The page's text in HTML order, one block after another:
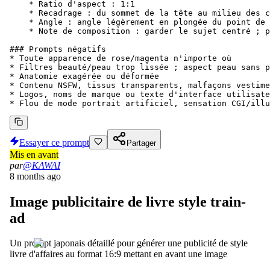
    * Ratio d'aspect : 1:1
* Recadrage : du sommet de la tête au milieu des
* Angle : angle légèrement en plongée du point de
* Note de composition : garder le sujet centré ;
### Prompts négatifs
* Toute apparence de rose/magenta n'importe où
* Filtres beauté/peau trop lissée ; aspect peau sans
* Anatomie exagérée ou déformée
* Contenu NSFW, tissus transparents, malfaçons
* Logos, noms de marque ou texte d'interface
* Flou de mode portrait artificiel, sensation CGI/
Essayer ce prompt Partager
Mis en avant
par@KAWAI
8 months ago
Image publicitaire de livre style train-
ad
Un prompt japonais détaillé pour générer une publicité de style
livre d'affaires au format 16:9 mettant en avant une image